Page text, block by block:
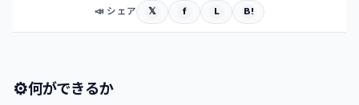
📣 シェア 𝕏 f L B!
⚙何ができるか